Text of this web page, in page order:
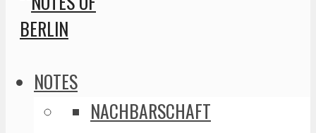
NOTES
NACHBARSCHAFT